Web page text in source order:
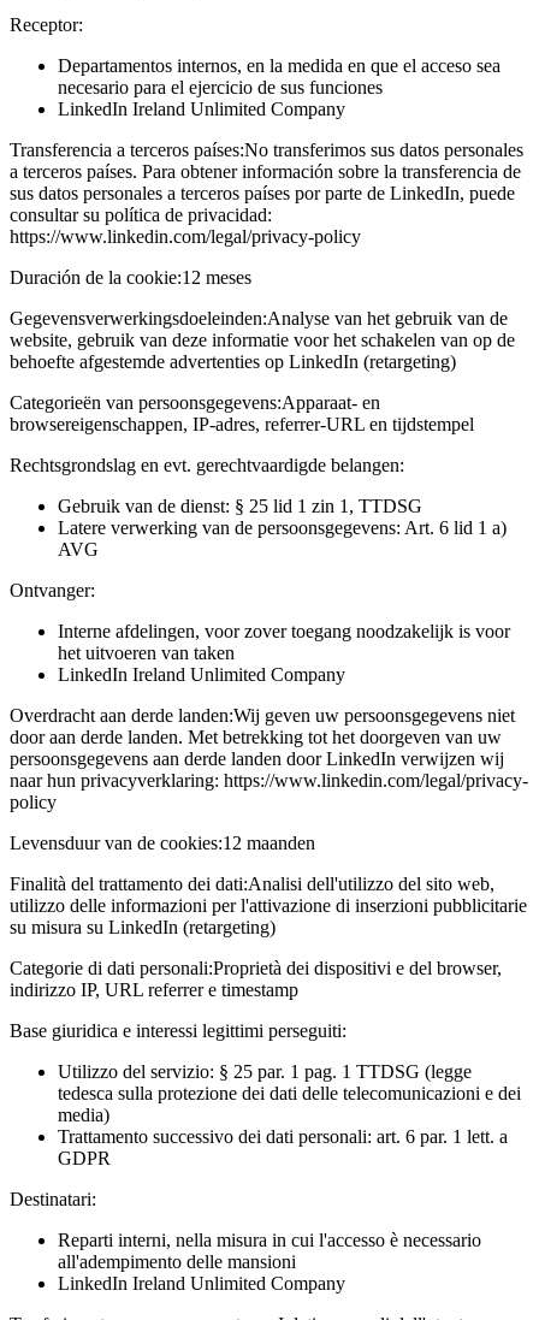
Receptor:
Departamentos internos, en la medida en que el acceso sea
necesario para el ejercicio de sus funciones
LinkedIn Ireland Unlimited Company
Transferencia a terceros países:No transferimos sus datos personales
a terceros países. Para obtener información sobre la transferencia de
sus datos personales a terceros países por parte de LinkedIn, puede
consultar su política de privacidad:
https://www.linkedin.com/legal/privacy-policy
Duración de la cookie:12 meses
Gegevensverwerkingsdoeleinden:Analyse van het gebruik van de
website, gebruik van deze informatie voor het schakelen van op de
behoefte afgestemde advertenties op LinkedIn (retargeting)
Categorieën van persoonsgegevens:Apparaat- en
browsereigenschappen, IP-adres, referrer-URL en tijdstempel
Rechtsgrondslag en evt. gerechtvaardigde belangen:
Gebruik van de dienst: § 25 lid 1 zin 1, TTDSG
Latere verwerking van de persoonsgegevens: Art. 6 lid 1 a)
AVG
Ontvanger:
Interne afdelingen, voor zover toegang noodzakelijk is voor
het uitvoeren van taken
LinkedIn Ireland Unlimited Company
Overdracht aan derde landen:Wij geven uw persoonsgegevens niet
door aan derde landen. Met betrekking tot het doorgeven van uw
persoonsgegevens aan derde landen door LinkedIn verwijzen wij
naar hun privacyverklaring: https://www.linkedin.com/legal/privacy-
policy
Levensduur van de cookies:12 maanden
Finalità del trattamento dei dati:Analisi dell'utilizzo del sito web,
utilizzo delle informazioni per l'attivazione di inserzioni pubblicitarie
su misura su LinkedIn (retargeting)
Categorie di dati personali:Proprietà dei dispositivi e del browser,
indirizzo IP, URL referrer e timestamp
Base giuridica e interessi legittimi perseguiti:
Utilizzo del servizio: § 25 par. 1 pag. 1 TTDSG (legge
tedesca sulla protezione dei dati delle telecomunicazioni e dei
media)
Trattamento successivo dei dati personali: art. 6 par. 1 lett. a
GDPR
Destinatari:
Reparti interni, nella misura in cui l'accesso è necessario
all'adempimento delle mansioni
LinkedIn Ireland Unlimited Company